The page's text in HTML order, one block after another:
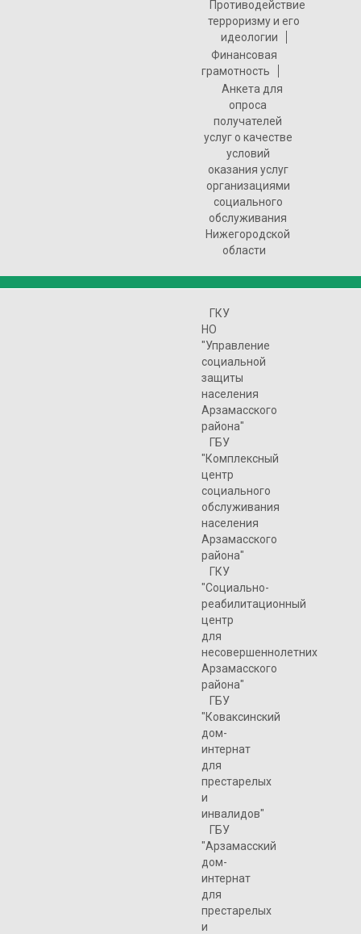
Противодействие
терроризму и его
идеологии
Финансовая
грамотность
Анкета для
опроса
получателей
услуг о качестве
условий
оказания услуг
организациями
социального
обслуживания
Нижегородской
области
ГКУ
НО
"Управление
социальной
защиты
населения
Арзамасского
района"
ГБУ
"Комплексный
центр
социального
обслуживания
населения
Арзамасского
района"
ГКУ
"Социально-
реабилитационный
центр
для
несовершеннолетних
Арзамасского
района"
ГБУ
"Коваксинский
дом-
интернат
для
престарелых
и
инвалидов"
ГБУ
"Арзамасский
дом-
интернат
для
престарелых
и